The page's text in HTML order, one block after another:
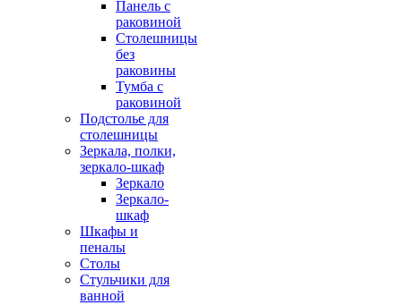
Панель с
раковиной
Столешницы
без
раковины
Тумба с
раковиной
Подстолье для
столешницы
Зеркала, полки,
зеркало-шкаф
Зеркало
Зеркало-
шкаф
Шкафы и
пеналы
Столы
Стульчики для
ванной